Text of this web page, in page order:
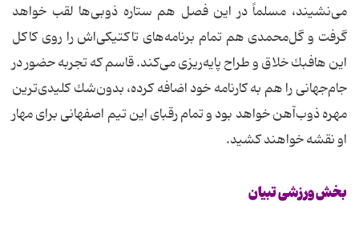
می‌نشیند، مسلماً در این فصل هم ستاره ذوبی‌ها لقب خواهد
گرفت و گل‌محمدی هم تمام برنامه‌های تاكتیكی‌‌اش را روی كاكل
این هافبك خلاق و طراح پایه‌ریزی می‌كند. قاسم كه تجربه حضور در
جام‌جهانی‌ را هم به كارنامه خود اضافه كرده، بدون‌شك كلیدی‌ترین
مهره ذوب‌آهن خواهد بود و تمام رقبای این تیم اصفهانی برای مهار
او نقشه خواهند كشید.
بخش ورزشی تبیان